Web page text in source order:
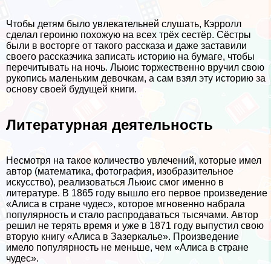
Чтобы детям было увлекательней слушать, Кэрролл
сделал героиню похожую на всех трёх сестёр. Сёстры
были в восторге от такого рассказа и даже заставили
своего рассказчика записать историю на бумаге, чтобы
перечитывать на ночь. Льюис торжественно вручил свою
рукопись маленьким дeвoчкам, а сам взял эту историю за
основу своей будущей книги.
Литературная деятельность
Несмотря на такое количество увлечений, которые имел
автор (математика, фотография, изобразительное
искусство), реализоваться Льюис смог именно в
литературе. В 1865 году вышло его первое произведение
«Алиса в стране чудес», которое мгновенно набрала
популярность и стало распродаваться тысячами. Автор
решил не терять время и уже в 1871 году выпустил свою
вторую книгу «Алиса в Зазеркалье». Произведение
имело популярность не меньше, чем «Алиса в стране
чудес».